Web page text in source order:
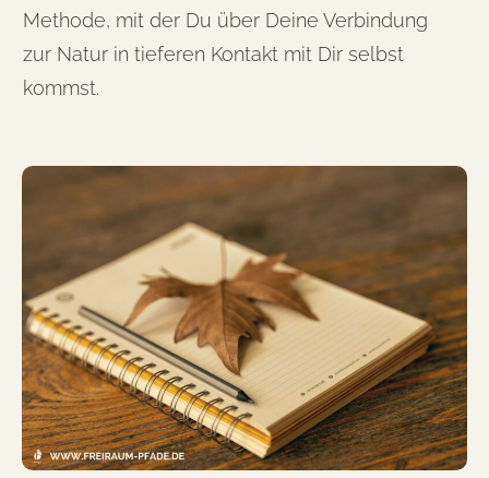
Methode, mit der Du über Deine Verbindung
zur Natur in tieferen Kontakt mit Dir selbst
kommst.